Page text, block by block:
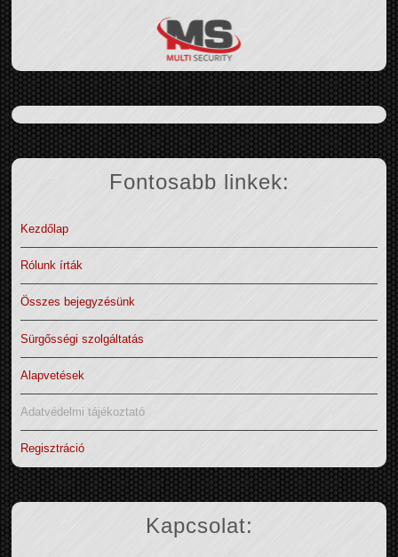
Fontosabb linkek:
Kezdőlap
Rólunk írták
Összes bejegyzésünk
Sürgősségi szolgáltatás
Alapvetések
Adatvédelmi tájékoztató
Regisztráció
Kapcsolat: